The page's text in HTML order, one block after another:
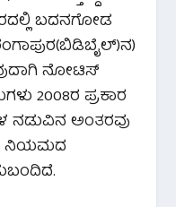
ಬದನಗೋಡ
ನೋಟಿಸ್
2008ರ ಪ್ರಕಾರ
ನಡುವಿನ ಅಂತರವು
ನಿಯಮದ